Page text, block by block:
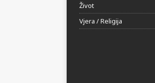
Život
Vjera / Religija